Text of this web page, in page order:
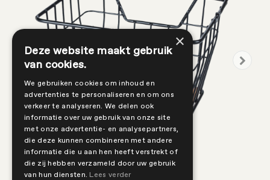
×
Deze website maakt gebruik
van cookies.
We gebruiken cookies om inhoud en
advertenties te personaliseren en om ons
verkeer te analyseren. We delen ook
informatie over uw gebruik van onze site
met onze advertentie- en analysepartners,
die deze kunnen combineren met andere
informatie die u aan hen heeft verstrekt of
die zij hebben verzameld door uw gebruik
van hun diensten. Lees verder